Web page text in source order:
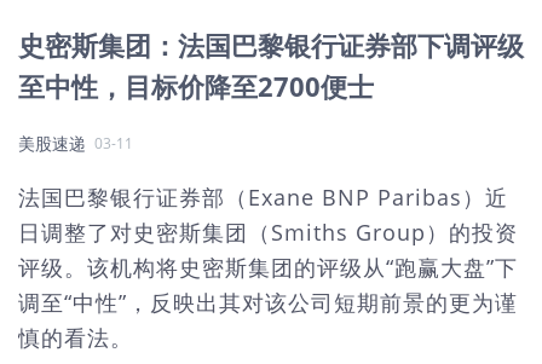
史密斯集团：法国巴黎银行证券部下调评级
至中性，目标价降至2700便士
美股速递 03-11
法国巴黎银行证券部（Exane BNP Paribas）近
日调整了对史密斯集团（Smiths Group）的投资
评级。该机构将史密斯集团的评级从“跑赢大盘”下
调至“中性”，反映出其对该公司短期前景的更为谨
慎的看法。